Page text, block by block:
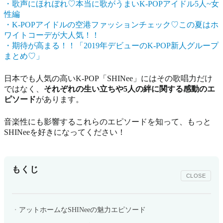
・歌声にほれぼれ♡本当に歌がうまいK-POPアイドル5人~女
性編
・K-POPアイドルの空港ファッションチェック♡この夏はホ
ワイトコーデが大人気！！
・期待が高まる！！「2019年デビューのK-POP新人グループ
まとめ♡」
日本でも人気の高いK-POP「SHINee」にはその歌唱力だけ
ではなく、 それぞれの生い立ちや5人の絆に関する感動のエ
ピソードがあります。
音楽性にも影響するこれらのエピソードを知って、もっと
SHINeeを好きになってください！
もくじ
CLOSE
アットホームなSHINeeの魅力エピソード